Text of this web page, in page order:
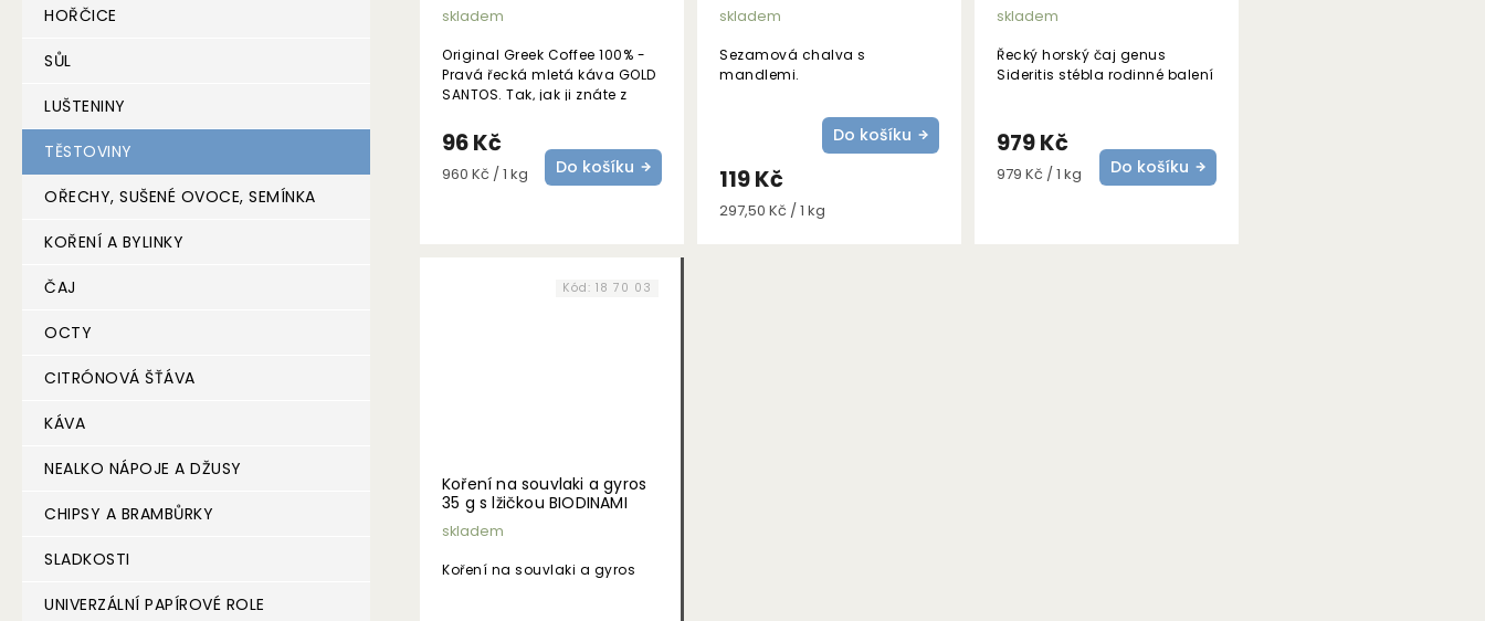
HOŘČICE
SŮL
LUŠTENINY
TĚSTOVINY
OŘECHY, SUŠENÉ OVOCE, SEMÍNKA
KOŘENÍ A BYLINKY
ČAJ
OCTY
CITRÓNOVÁ ŠŤÁVA
KÁVA
NEALKO NÁPOJE A DŽUSY
CHIPSY A BRAMBŮRKY
SLADKOSTI
UNIVERZÁLNÍ PAPÍROVÉ ROLE
skladem
96 Kč
Měrná
960 Kč / 1 kg Do košíku
Original Greek Coffee 100% -
Pravá řecká mletá káva GOLD
SANTOS. Tak, jak ji znáte z
Kategorie chuti: jemná.
skladem
119 Kč
Měrná
297,50 Kč / 1 kg
Do košíku
Sezamová chalva s
mandlemi.
skladem
979 Kč
Měrná
979 Kč / 1 kg Do košíku
Řecký horský čaj genus
Sideritis stébla rodinné balení
Koření na souvlaki a gyros
35 g s lžičkou BIODINAMI
skladem
Koření na souvlaki a gyros
Kód: 18 70 03